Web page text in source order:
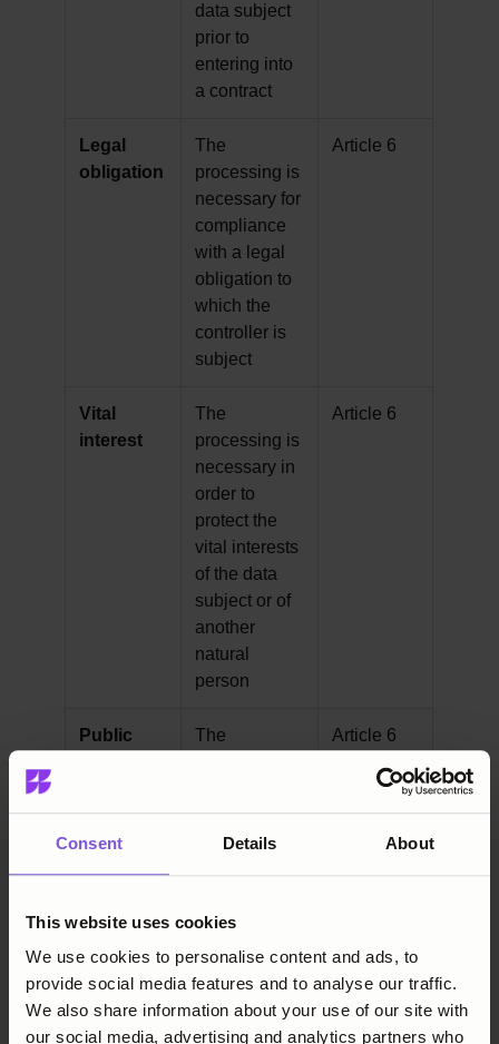
Consent Details About
This website uses cookies
We use cookies to personalise content and ads, to
provide social media features and to analyse our traffic.
We also share information about your use of our site with
our social media, advertising and analytics partners who
data subject
prior to
entering into
a contract
Legal
obligation
The
processing is
necessary for
compliance
with a legal
obligation to
which the
controller is
subject
Article 6
Vital
interest
The
processing is
necessary in
order to
protect the
vital interests
of the data
subject or of
another
natural
person
Article 6
Public
authority
The
the
performance
the public
interest or in
the exercise
of official
authority
Article 6